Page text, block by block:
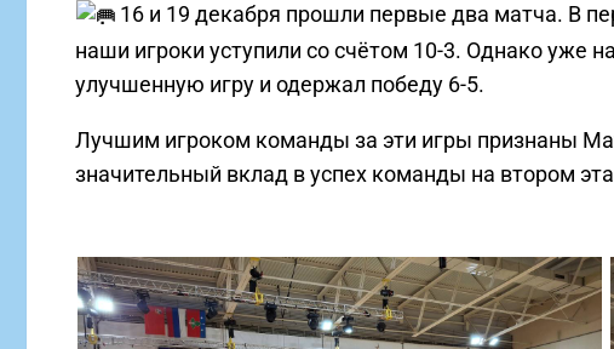
16 и 19 декабря прошли первые два матча. В
наши игроки уступили со счётом 10-3. Однако уже
улучшенную игру и одержал победу 6-5.
Лучшим игроком команды за эти игры признаны
значительный вклад в успех команды на втором